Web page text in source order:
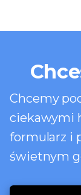
Chcemy
ciekawymi
formularz i
świetnym